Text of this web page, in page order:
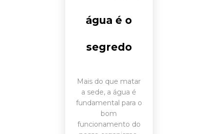
água é o
segredo
Mais do que matar
a sede, a água é
fundamental para o
bom
funcionamento do